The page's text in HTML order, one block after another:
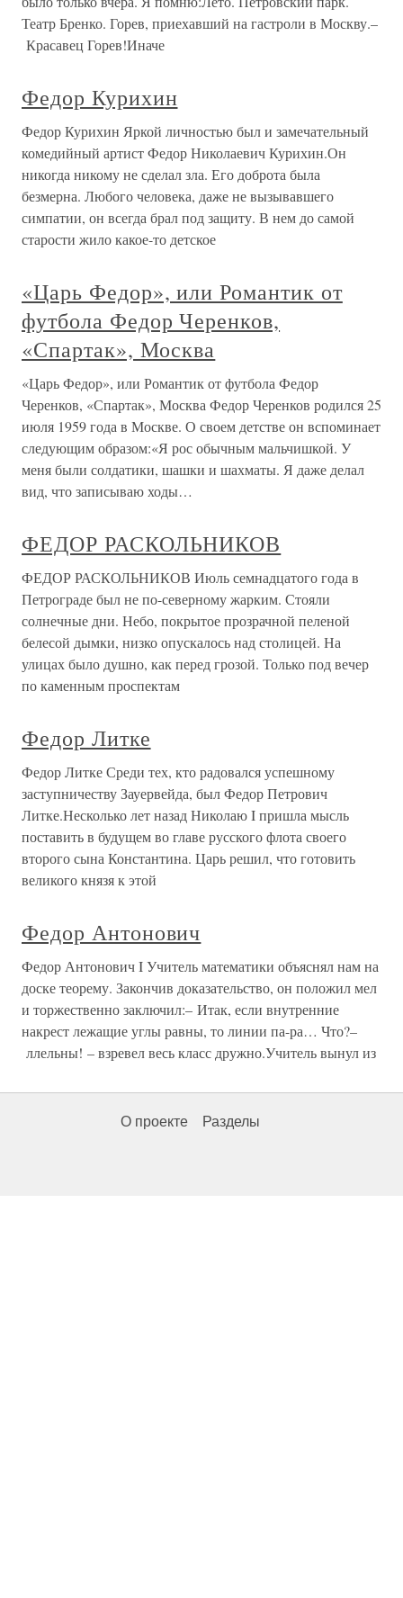
Театр Бренко. Горев, приехавший на гастроли в Москву.–
Красавец Горев!Иначе
Федор Курихин
Федор Курихин Яркой личностью был и замечательный
комедийный артист Федор Николаевич Курихин.Он
никогда никому не сделал зла. Его доброта была
безмерна. Любого человека, даже не вызывавшего
симпатии, он всегда брал под защиту. В нем до самой
старости жило какое-то детское
«Царь Федор», или Романтик от
футбола Федор Черенков,
«Спартак», Москва
«Царь Федор», или Романтик от футбола Федор
Черенков, «Спартак», Москва Федор Черенков родился 25
июля 1959 года в Москве. О своем детстве он вспоминает
следующим образом:«Я рос обычным мальчишкой. У
меня были солдатики, шашки и шахматы. Я даже делал
вид, что записываю ходы…
ФЕДОР РАСКОЛЬНИКОВ
ФЕДОР РАСКОЛЬНИКОВ Июль семнадцатого года в
Петрограде был не по-северному жарким. Стояли
солнечные дни. Небо, покрытое прозрачной пеленой
белесой дымки, низко опускалось над столицей. На
улицах было душно, как перед грозой. Только под вечер
по каменным проспектам
Федор Литке
Федор Литке Среди тех, кто радовался успешному
заступничеству Зауервейда, был Федор Петрович
Литке.Несколько лет назад Николаю I пришла мысль
поставить в будущем во главе русского флота своего
второго сына Константина. Царь решил, что готовить
великого князя к этой
Федор Антонович
Федор Антонович I Учитель математики объяснял нам на
доске теорему. Закончив доказательство, он положил мел
и торжественно заключил:– Итак, если внутренние
накрест лежащие углы равны, то линии па-ра… Что?–
ллельны! – взревел весь класс дружно.Учитель вынул из
О проекте Разделы